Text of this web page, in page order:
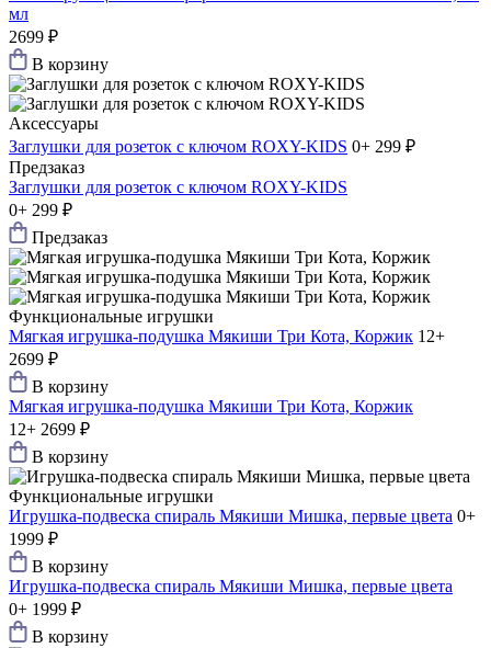
мл
2699 ₽
В корзину
Аксессуары
Заглушки для розеток с ключом ROXY-KIDS 0+ 299 ₽
Предзаказ
Заглушки для розеток с ключом ROXY-KIDS
0+ 299 ₽
Предзаказ
Функциональные игрушки
Мягкая игрушка-подушка Мякиши Три Кота, Коржик 12+
2699 ₽
В корзину
Мягкая игрушка-подушка Мякиши Три Кота, Коржик
12+ 2699 ₽
В корзину
Функциональные игрушки
Игрушка-подвеска спираль Мякиши Мишка, первые цвета 0+
1999 ₽
В корзину
Игрушка-подвеска спираль Мякиши Мишка, первые цвета
0+ 1999 ₽
В корзину